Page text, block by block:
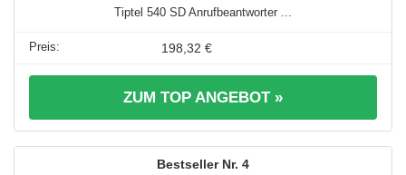
Tiptel 540 SD Anrufbeantworter ...
198,32 €
ZUM TOP ANGEBOT »
4